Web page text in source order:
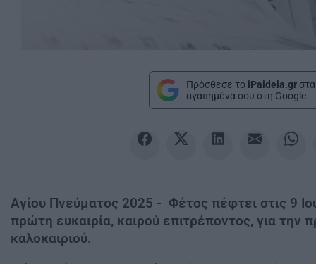
Πρόσθεσε το iPaideia.gr στα
αγαπημένα σου στη Google
Αγίου Πνεύματος 2025 - Φέτος πέφτει στις 9
πρώτη ευκαιρία, καιρού επιτρέποντος, για την
καλοκαιριού.